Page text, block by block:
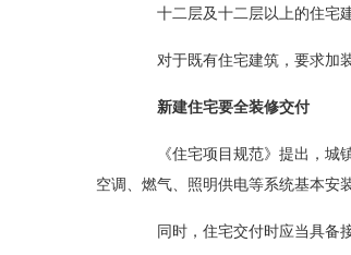
十二层及十二层以上的住宅建
对于既有住宅建筑，要求加装
新建住宅要全装修交付
《住宅项目规范》提出，城镇
空调、燃气、照明供电等系统基本安
同时，住宅交付时应当具备接